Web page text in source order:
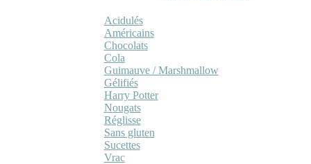
Acidulés
Américains
Chocolats
Cola
Guimauve / Marshmallow
Gélifiés
Harry Potter
Nougats
Réglisse
Sans gluten
Sucettes
Vrac